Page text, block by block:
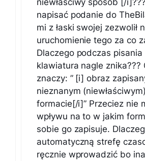
napisać podanie do
mi z łaski swojej zezwolił
uruchomienie tego za co
Dlaczego podczas pisania
klawiatura nagle znika???
znaczy: ” [i] obraz
nieznanym (niewłaściwym)
formacie[/i]” Przeciez nie
wpływu na to w jakim
sobie go zapisuje.
automatyczną strefę
ręcznie wprowadzić bo